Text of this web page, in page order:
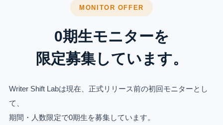
MONITOR OFFER
0期生モニターを
限定募集しています。
Writer Shift Labは現在、正式リリース前の初回モニターとし
て、
期間・人数限定で0期生を募集しています。